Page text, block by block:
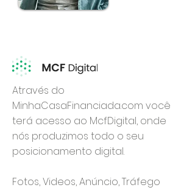
Através do
MinhaCasaFinanciada.com você
terá acesso ao McfDigital, onde
nós produzimos todo o seu
posicionamento digital.
Fotos, Videos, Anúncio, Tráfego